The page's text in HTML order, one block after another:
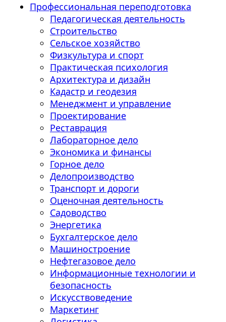
Профессиональная переподготовка
Педагогическая деятельность
Строительство
Сельское хозяйство
Физкультура и спорт
Практическая психология
Архитектура и дизайн
Кадастр и геодезия
Менеджмент и управление
Проектирование
Реставрация
Лабораторное дело
Экономика и финансы
Горное дело
Делопроизводство
Транспорт и дороги
Оценочная деятельность
Садоводство
Энергетика
Бухгалтерское дело
Машиностроение
Нефтегазовое дело
Информационные технологии и
безопасность
Искусствоведение
Маркетинг